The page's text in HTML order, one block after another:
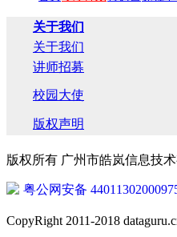
关于我们
关于我们
讲师招募
校园大使
版权声明
版权所有 广州市皓岚信息技
粤公网安备
CopyRight 2011-2018